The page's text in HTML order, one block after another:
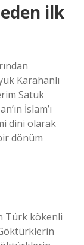
ilk
Karahanlı
Satuk
İslam’ı
dini olarak
dönüm
Türk kökenli